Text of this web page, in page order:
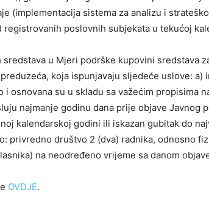
(implementacija sistema za analizu i
registrovanih poslovnih subjekata u tekućoj
u Mjeri podrške kupovini sredstava
koja ispunjavaju sljedeće uslove:
i osnovana su u skladu sa važećim propisima
najmanje godinu dana prije objave Javnog
kalendarskoj godini ili iskazan gubitak do
privredno društvo 2 (dva) radnika, odnosno
na neodređeno vrijeme sa danom
OVDJE.